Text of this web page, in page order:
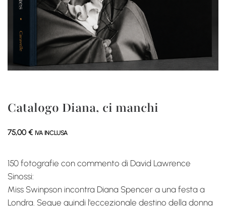
Catalogo Diana, ci manchi
75,00 € IVA INCLUSA
150 fotografie con commento di David Lawrence
Sinossi:
Miss Swinpson incontra Diana Spencer a una festa a
Londra. Segue quindi l'eccezionale destino della donna